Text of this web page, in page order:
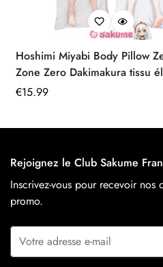
Hoshimi Miyabi Body Pillow
Zone Zero Dakimakura tissu
premium
Prix
€15.99
Rejoignez le Club Sakume
Inscrivez-vous pour recevoir nos
promo.